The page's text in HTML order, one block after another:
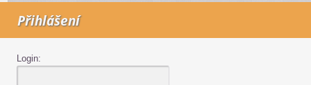
Přihlášení
Login: